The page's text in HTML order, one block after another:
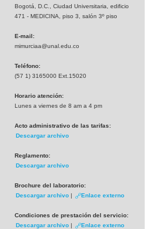
Bogotá, D.C., Ciudad Universitaria, edificio
471 - MEDICINA, piso 3, salón 3º piso
E-mail:
mimurciaa@unal.edu.co
Teléfono:
(57 1) 3165000 Ext.15020
Horario atención:
Lunes a viernes de 8 am a 4 pm
Acto administrativo de las tarifas:
Descargar archivo
Reglamento:
Descargar archivo
Brochure del laboratorio:
Descargar archivo | Enlace externo
Condiciones de prestación del servicio:
Descargar archivo | Enlace externo